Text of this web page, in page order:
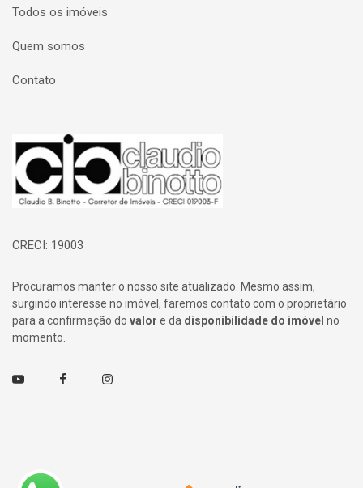
Todos os imóveis
Quem somos
Contato
Página inicial
CRECI: 19003
Procuramos manter o nosso site atualizado. Mesmo assim,
surgindo interesse no imóvel, faremos contato com o proprietário
para a confirmação do valor e da disponibilidade do imóvel no
momento.
Youtube FacebookInstagram